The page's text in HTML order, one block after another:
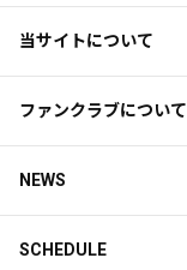
当サイトについて
ファンクラブについて
NEWS
SCHEDULE